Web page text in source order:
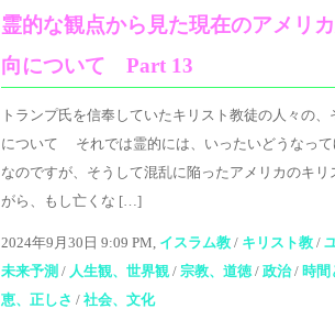
霊的な観点から見た現在のアメリ
向について Part 13
トランプ氏を信奉していたキリスト教徒の人々の
について それでは霊的には、いったいどうなって
なのですが、そうして混乱に陥ったアメリカのキ
がら、もし亡くな […]
2024年9月30日 9:09 PM, イスラム教 / キリスト教 /
未来予測 / 人生観、世界観 / 宗教、道徳 / 政治/ 時
恵、正しさ / 社会、文化